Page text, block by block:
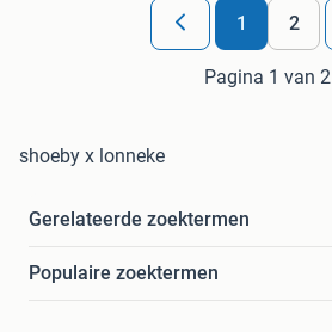
1 2
Pagina 1 van 2
shoeby x lonneke
Gerelateerde zoektermen
Populaire zoektermen